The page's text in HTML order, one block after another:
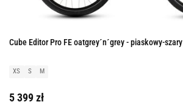
Cube Editor Pro FE oatgrey´n´grey - piaskowy-szary
XS S M
5 399 zł